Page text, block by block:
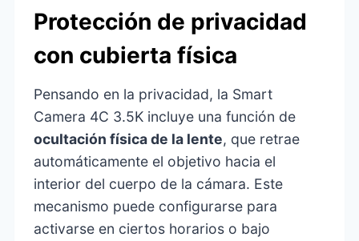
Protección de privacidad
con cubierta física
Pensando en la privacidad, la Smart
Camera 4C 3.5K incluye una función de
ocultación física de la lente, que retrae
automáticamente el objetivo hacia el
interior del cuerpo de la cámara. Este
mecanismo puede configurarse para
activarse en ciertos horarios o bajo